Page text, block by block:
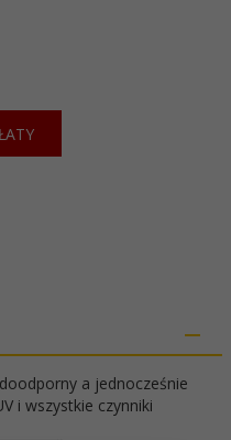
a jednocześnie
i wszystkie czynniki